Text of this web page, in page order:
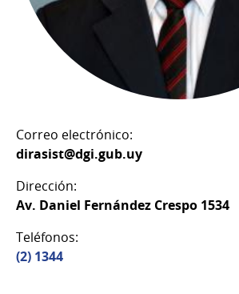
Correo electrónico:
dirasist@dgi.gub.uy
Dirección:
Av. Daniel Fernández Crespo 1534
Teléfonos:
(2) 1344